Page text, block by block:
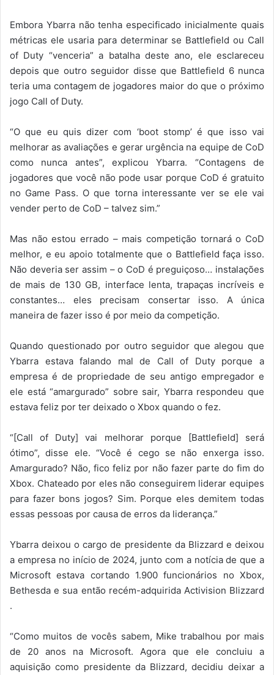
Embora Ybarra não tenha especificado inicialmente quais
métricas ele usaria para determinar se Battlefield ou Call
of Duty “venceria” a batalha deste ano, ele esclareceu
depois que outro seguidor disse que Battlefield 6 nunca
teria uma contagem de jogadores maior do que o próximo
jogo Call of Duty.
“O que eu quis dizer com ‘boot stomp’ é que isso vai
melhorar as avaliações e gerar urgência na equipe de CoD
como nunca antes”, explicou Ybarra. “Contagens de
jogadores que você não pode usar porque CoD é gratuito
no Game Pass. O que torna interessante ver se ele vai
vender perto de CoD – talvez sim.”
Mas não estou errado – mais competição tornará o CoD
melhor, e eu apoio totalmente que o Battlefield faça isso.
Não deveria ser assim – o CoD é preguiçoso… instalações
de mais de 130 GB, interface lenta, trapaças incríveis e
constantes… eles precisam consertar isso. A única
maneira de fazer isso é por meio da competição.
Quando questionado por outro seguidor que alegou que
Ybarra estava falando mal de Call of Duty porque a
empresa é de propriedade de seu antigo empregador e
ele está “amargurado” sobre sair, Ybarra respondeu que
estava feliz por ter deixado o Xbox quando o fez.
“[Call of Duty] vai melhorar porque [Battlefield] será
ótimo”, disse ele. “Você é cego se não enxerga isso.
Amargurado? Não, fico feliz por não fazer parte do fim do
Xbox. Chateado por eles não conseguirem liderar equipes
para fazer bons jogos? Sim. Porque eles demitem todas
essas pessoas por causa de erros da liderança.”
Ybarra deixou o cargo de presidente da Blizzard e deixou
a empresa no início de 2024, junto com a notícia de que a
Microsoft estava cortando 1.900 funcionários no Xbox,
Bethesda e sua então recém-adquirida Activision Blizzard
.
“Como muitos de vocês sabem, Mike trabalhou por mais
de 20 anos na Microsoft. Agora que ele concluiu a
aquisição como presidente da Blizzard, decidiu deixar a